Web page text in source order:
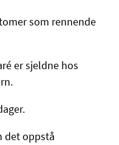
som rennende
er sjeldne hos
det oppstå